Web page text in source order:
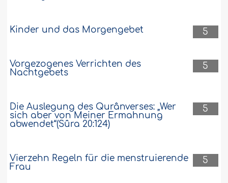
5
Kinder und das Morgengebet
5
Vorgezogenes Verrichten des
Nachtgebets
5
Die Auslegung des Qurânverses: „Wer
sich aber von Meiner Ermahnung
abwendet“(Sûra 20:124)
5
Vierzehn Regeln für die menstruierende
Frau